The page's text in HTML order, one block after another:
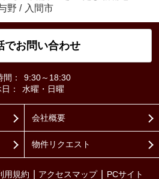
野 / 入間市
でお問い合わせ
：
9:30～18:30
：
水曜・日曜
会社概要
物件リクエスト
用規約 アクセスマップ PCサイト